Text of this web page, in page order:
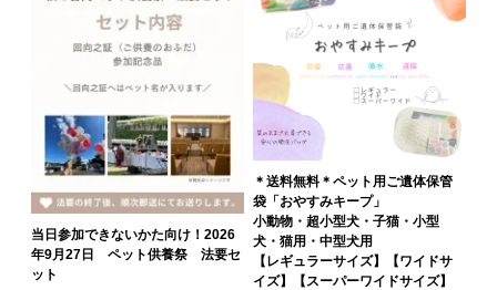
当日参加できないかた向け！2026
年9月27日 ペット供養祭 法要セ
ット
＊送料無料＊ペット用ご遺体保管
袋「おやすみキープ」
小動物・超小型犬・子猫・小型
犬・猫用・中型犬用
【レギュラーサイズ】【ワイドサ
イズ】【スーパーワイドサイズ】